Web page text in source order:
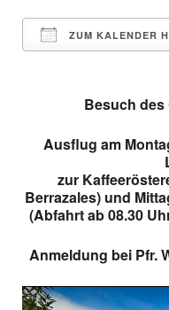
ZUM KALENDER
Besuch des
Ausflug am
zur
Berrazales) und
(Abfahrt ab 08.30
Anmeldung bei Pfr.